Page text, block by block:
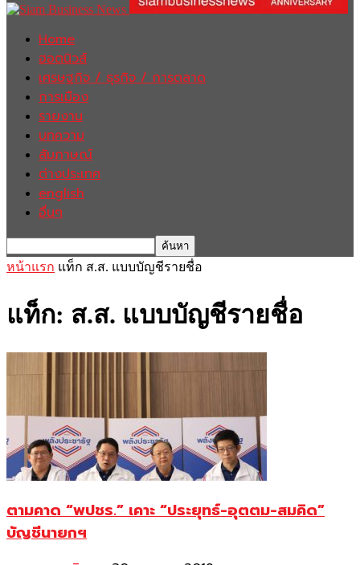
Home
ฮอตนิวส์
เศรษฐกิจ / ธุรกิจ / การตลาด
การเมือง
รายงาน
บทความ
สัมภาษณ์
ต่างประเทศ
english
อื่นๆ
หน้าแรก แท็ก ส.ส. แบบบัญชีรายชื่อ
แท็ก: ส.ส. แบบบัญชีรายชื่อ
ตามคาด “พปชร.” เคาะ “ประยุทธ์-อุตตม-สมคิด”
บัญชีนายกฯ